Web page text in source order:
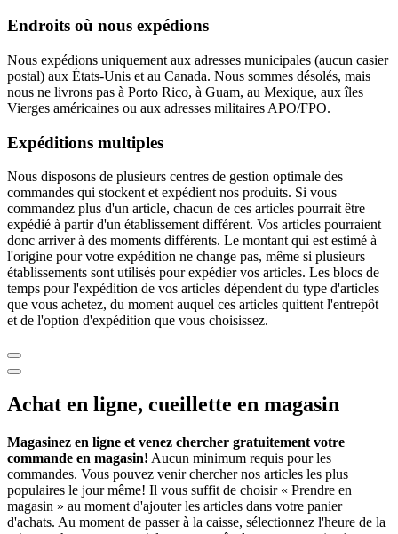
Endroits où nous expédions
Nous expédions uniquement aux adresses municipales (aucun casier
postal) aux États-Unis et au Canada. Nous sommes désolés, mais
nous ne livrons pas à Porto Rico, à Guam, au Mexique, aux îles
Vierges américaines ou aux adresses militaires APO/FPO.
Expéditions multiples
Nous disposons de plusieurs centres de gestion optimale des
commandes qui stockent et expédient nos produits. Si vous
commandez plus d'un article, chacun de ces articles pourrait être
expédié à partir d'un établissement différent. Vos articles pourraient
donc arriver à des moments différents. Le montant qui est estimé à
l'origine pour votre expédition ne change pas, même si plusieurs
établissements sont utilisés pour expédier vos articles. Les blocs de
temps pour l'expédition de vos articles dépendent du type d'articles
que vous achetez, du moment auquel ces articles quittent l'entrepôt
et de l'option d'expédition que vous choisissez.
Achat en ligne, cueillette en magasin
Magasinez en ligne et venez chercher gratuitement votre
commande en magasin! Aucun minimum requis pour les
commandes. Vous pouvez venir chercher nos articles les plus
populaires le jour même! Il vous suffit de choisir « Prendre en
magasin » au moment d'ajouter les articles dans votre panier
d'achats. Au moment de passer à la caisse, sélectionnez l'heure de la